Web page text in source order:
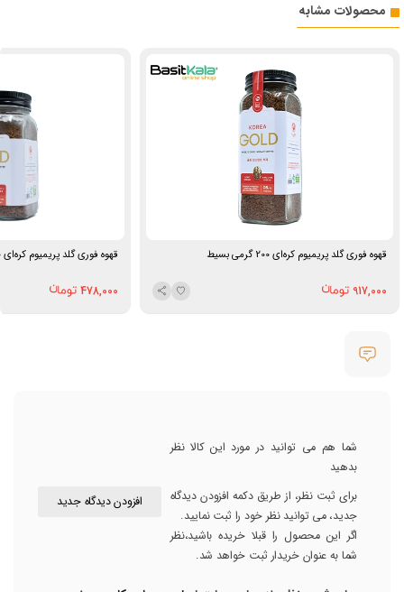
محصولات مشابه
قهوه فوری گلد پریمیوم کره‌ای 200 گرمی بسیط
917,000
قهوه فوری گلد پریمیوم کره‌ای 100 گرمی بسیط
478,000
شما هم می توانید در مورد این کالا نظر
بدهید
برای ثبت نظر، از طریق دکمه افزودن دیدگاه
جدید، می توانید نظر خود را ثبت نمایید.
اگر این محصول را قبلا خریده باشید،نظر
شما به عنوان خریدار ثبت خواهد شد.
افزودن دیدگاه جدید